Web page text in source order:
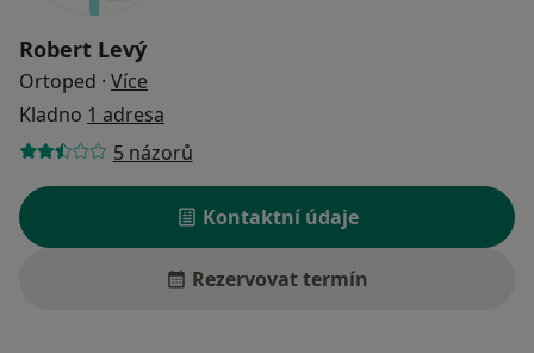
Robert Levý
Ortoped · Více
Kladno 1 adresa
5 názorů
Kontaktní údaje
Rezervovat termín